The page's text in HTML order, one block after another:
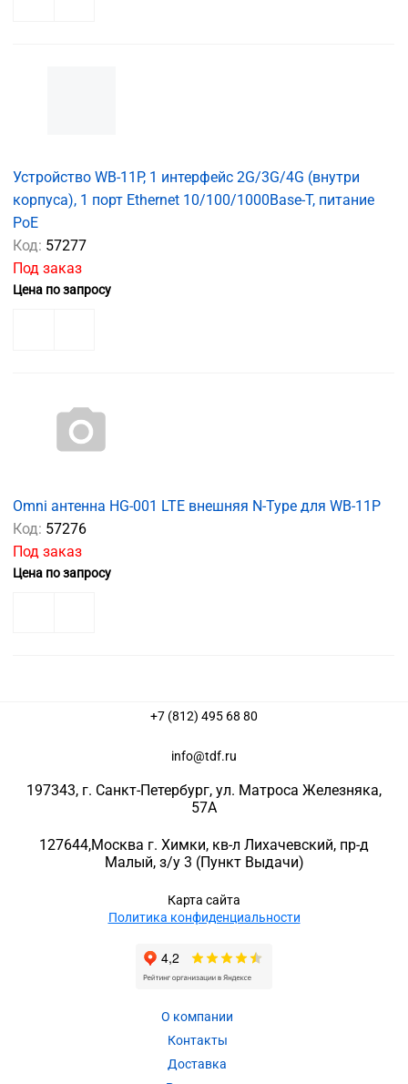
Устройство WB-11P, 1 интерфейс 2G/3G/4G (внутри
корпуса), 1 порт Ethernet 10/100/1000Base-T, питание
PoE
Код: 57277
Под заказ
Цена по запросу
Omni антенна HG-001 LTE внешняя N-Type для WB-11P
Код: 57276
Под заказ
Цена по запросу
+7 (812) 495 68 80
info@tdf.ru
197343, г. Санкт-Петербург, ул. Матроса Железняка,
57A
127644,Москва г. Химки, кв-л Лихачевский, пр-д
Малый, з/у 3 (Пункт Выдачи)
Карта сайта
Политика конфиденциальности
О компании
Контакты
Доставка